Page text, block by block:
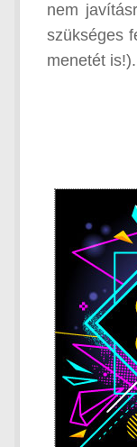
nem
szükséges
menetét is!).